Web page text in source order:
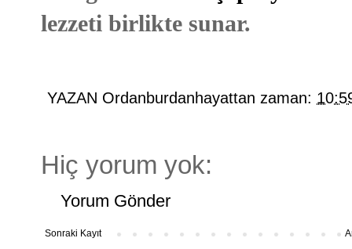
lezzeti birlikte sunar.
YAZAN Ordanburdanhayattan zaman:
Hiç yorum yok:
Yorum Gönder
Sonraki Kayıt